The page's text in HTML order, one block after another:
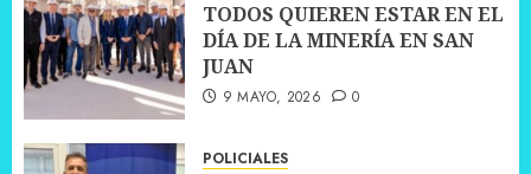
TODOS QUIEREN ESTAR EN EL
DÍA DE LA MINERÍA EN SAN
JUAN
9 MAYO, 2026 0
POLICIALES